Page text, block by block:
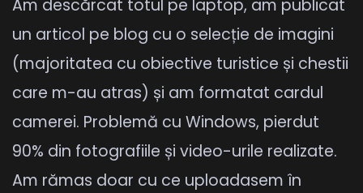
Am descărcat totul pe laptop, am publicat
un articol pe blog cu o selecție de imagini
(majoritatea cu obiective turistice și chestii
care m-au atras) și am formatat cardul
camerei. Problemă cu Windows, pierdut
90% din fotografiile și video-urile realizate.
Am rămas doar cu ce uploadasem în